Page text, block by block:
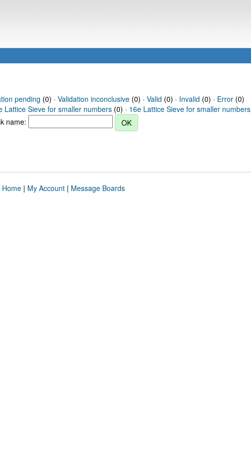
pending (0) · Validation inconclusive(0) · Valid (0) · Invalid (0) · Error(0)
Lattice Sieve for smaller numbers (0) · 16e Lattice Sieve for smaller numbers
name:
Home| My Account| Message Boards